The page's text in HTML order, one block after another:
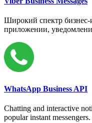
Широкий спектр бизнес-
приложении,
WhatsApp Business API
Chatting and interactive
popular instant messengers.